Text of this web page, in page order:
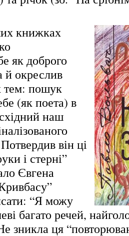
книжках
як доброго
й окреслив
тем: пошук
(як поета) в
наш
він ці
і стерні”
Євгена
“Я можу
багато речей,
зникла ця